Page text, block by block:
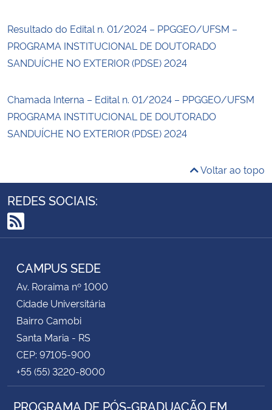
Resultado do Edital n. 01/2024 – PPGGEO/UFSM –
PROGRAMA INSTITUCIONAL DE DOUTORADO
SANDUÍCHE NO EXTERIOR (PDSE) 2024
Chamada Interna – Edital n. 01/2024 – PPGGEO/UFSM
PROGRAMA INSTITUCIONAL DE DOUTORADO
SANDUÍCHE NO EXTERIOR (PDSE) 2024
Voltar ao topo
REDES SOCIAIS:
RSS
CAMPUS SEDE
Av. Roraima nº 1000
Cidade Universitária
Bairro Camobi
Santa Maria - RS
CEP: 97105-900
+55 (55) 3220-8000
PROGRAMA DE PÓS-GRADUAÇÃO EM